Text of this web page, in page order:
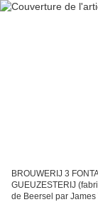
BROUWERIJ 3
GUEUZESTERIJ
de Beersel par James